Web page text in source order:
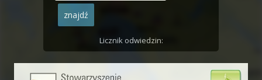
Licznik odwiedzin: